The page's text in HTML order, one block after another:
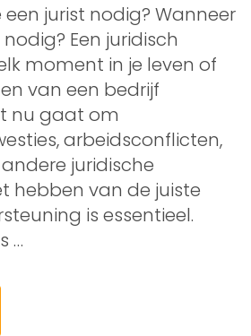
jurist nodig? Wanneer
Een juridisch
moment in je leven of
van een bedrijf
nu gaat om
arbeidsconflicten,
juridische
hebben van de juiste
is essentieel.
…